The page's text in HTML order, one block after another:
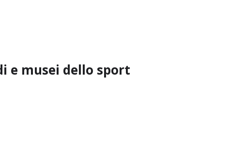
e musei dello sport